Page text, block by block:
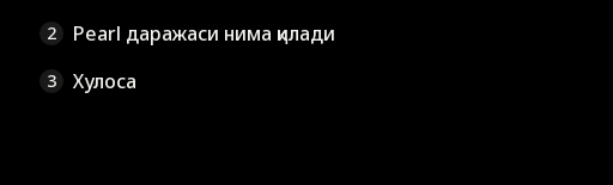
2 Pearl даражаси нима қилади
3 Хулоса